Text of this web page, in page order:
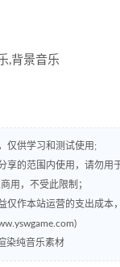
,背景音乐
仅供学习和测试使用;
享的范围内使用，请勿用
用，不受此限制；
仅作本站运营的支出成本
染纯音乐素材